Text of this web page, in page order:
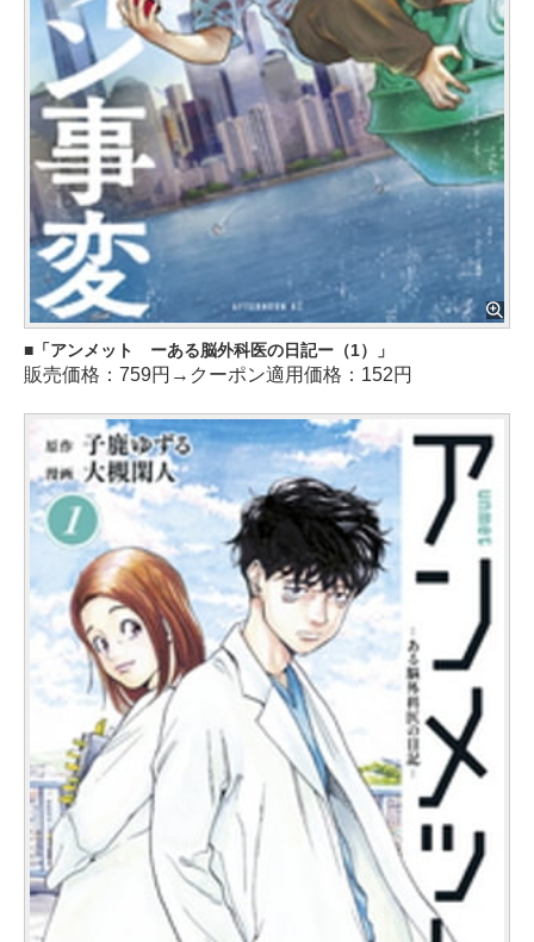
「アンメット ーある脳外科医の日記ー（1）」
販売価格：759円→クーポン適用価格：152円